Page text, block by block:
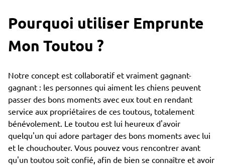
Pourquoi utiliser Emprunte
Mon Toutou ?
Notre concept est collaboratif et vraiment gagnant-
gagnant : les personnes qui aiment les chiens peuvent
passer des bons moments avec eux tout en rendant
service aux propriétaires de ces toutous, totalement
bénévolement. Le toutou est lui heureux d'avoir
quelqu'un qui adore partager des bons moments avec lui
et le chouchouter. Vous pouvez vous rencontrer avant
qu'un toutou soit confié, afin de bien se connaître et avoir